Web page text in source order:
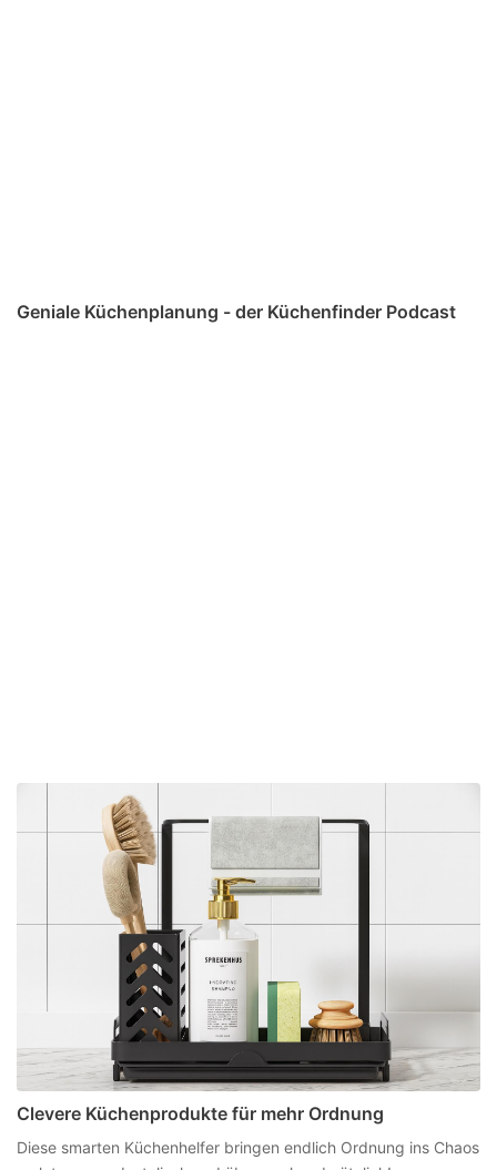
Geniale Küchenplanung - der Küchenfinder Podcast
Clevere Küchenprodukte für mehr Ordnung
Diese smarten Küchenhelfer bringen endlich Ordnung ins Chaos